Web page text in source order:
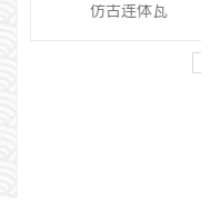
仿古连体瓦